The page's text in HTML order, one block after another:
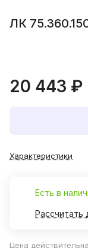
ЛК
20 443 ₽
Характеристики
Есть в
Рассчитать
Цена